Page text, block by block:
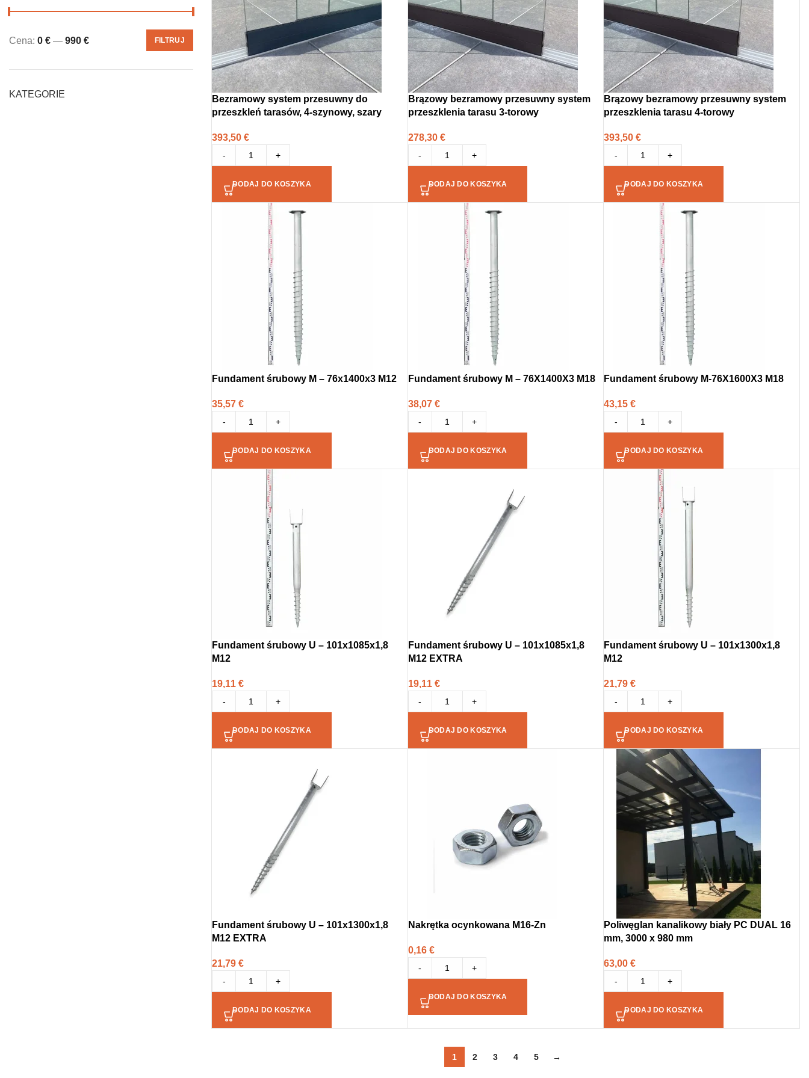
FILTRUJ
Cena: 0 € — 990 €
KATEGORIE
Bezramowy system przesuwny do
przeszkleń tarasów, 4-szynowy, szary
393,50 €
- +
DODAJ DO KOSZYKA
Brązowy bezramowy przesuwny system
przeszklenia tarasu 3-torowy
278,30 €
- +
DODAJ DO KOSZYKA
Brązowy bezramowy przesuwny system
przeszklenia tarasu 4-torowy
393,50€
- +
DODAJ DO KOSZYKA
Fundament śrubowy M – 76x1400x3 M12
35,57 €
- +
DODAJ DO KOSZYKA
Fundament śrubowy M – 76X1400X3 M18
38,07 €
- +
DODAJ DO KOSZYKA
Fundament śrubowy M-76X1600X3 M18
43,15€
- +
DODAJ DO KOSZYKA
Fundament śrubowy U – 101x1085x1,8
M12
19,11 €
- +
DODAJ DO KOSZYKA
Fundament śrubowy U – 101x1085x1,8
M12 EXTRA
19,11 €
- +
DODAJ DO KOSZYKA
Fundament śrubowy U – 101x1300x1,8
M12
21,79€
- +
DODAJ DO KOSZYKA
Fundament śrubowy U – 101x1300x1,8
M12 EXTRA
21,79 €
- +
DODAJ DO KOSZYKA
Nakrętka ocynkowana M16-Zn
0,16 €
- +
DODAJ DO KOSZYKA
Poliwęglan kanalikowy biały PC DUAL 16
mm, 3000 x 980 mm
63,00€
- +
DODAJ DO KOSZYKA
1 2 3 4 5 →